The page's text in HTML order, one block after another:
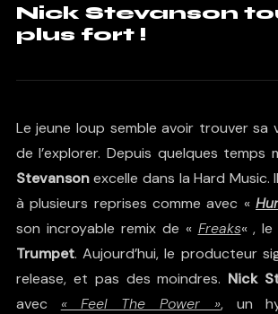
Nick Stevanson
plus fort !
Le jeune loup semble avoir trouver sa
de l’explorer. Depuis quelques temps
Stevansonexcelle dans la Hard Music.
à plusieurs reprises comme avec «
son incroyable remix de « Freaks« ,
Trumpet. Aujourd’hui, le producteur
release, et pas des moindres. Nick
avec « Feel The Power », un